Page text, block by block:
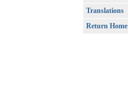
Translations
Return Home